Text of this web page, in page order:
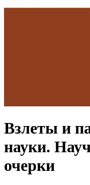
Взлеты и
науки.
очерки